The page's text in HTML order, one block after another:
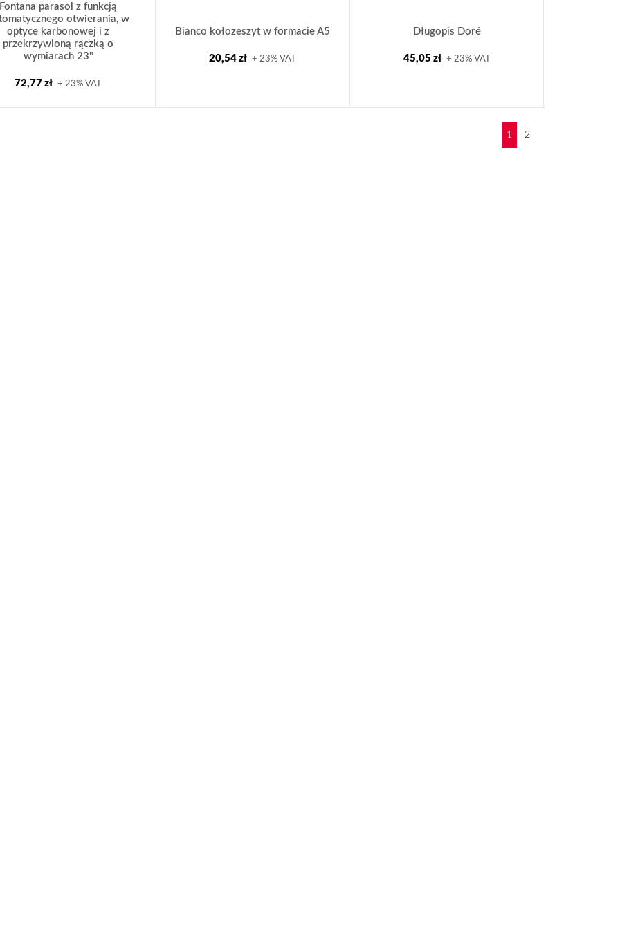
Fontana parasol z funkcją
otwierania, w
optyce karbonowej i z
przekrzywioną rączką o
wymiarach 23"
72,77 zł + 23% VAT
Bianco kołozeszyt w formacie A5
20,54 zł + 23% VAT
Długopis Doré
45,05 zł + 23% VAT
1 2